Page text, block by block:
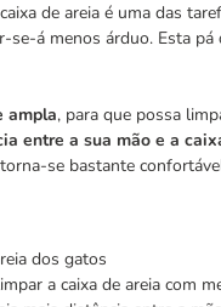
de areia é uma das
á menos árduo. Esta
ampla, para que possa
entre a sua mão e a
se bastante
dos gatos
a caixa de areia com